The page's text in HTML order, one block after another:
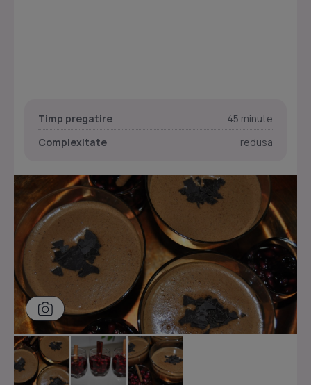
Timp pregatire
45 minute
Complexitate
redusa